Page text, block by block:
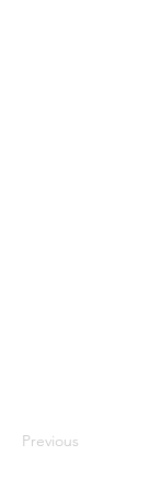
Previous